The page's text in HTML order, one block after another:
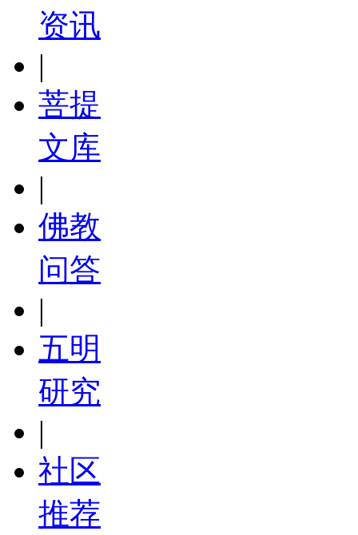
资讯
|
菩提
文库
|
佛教
问答
|
五明
研究
|
社区
推荐